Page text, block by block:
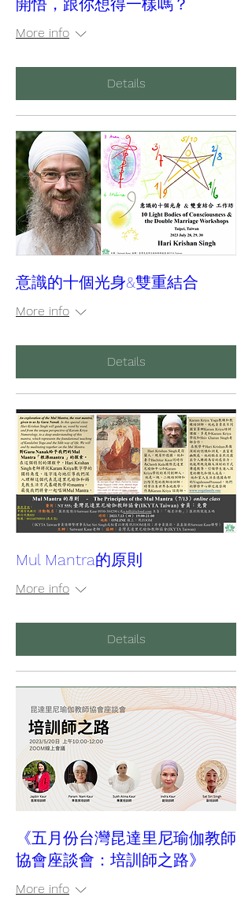
開悟，跟你想得一樣嗎？
More info
Details
意識的十個光身&雙重結合
More info
Details
Mul Mantra的原則
More info
Details
《五月份台灣昆達里尼瑜伽教師
協會座談會：培訓師之路》
More info